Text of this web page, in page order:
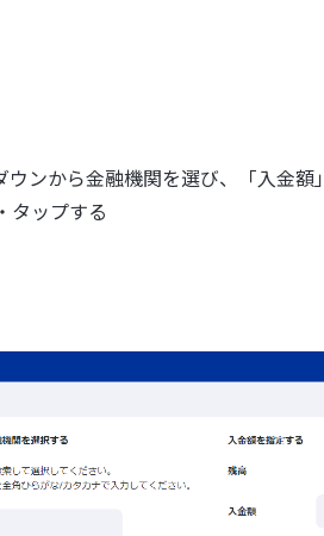
ンから金融機関を選び、「入金
タップする